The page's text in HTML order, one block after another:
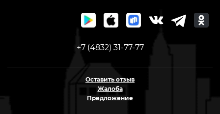
+7 (4832) 31-77-77
Оставить отзыв
Жалоба
Предложение